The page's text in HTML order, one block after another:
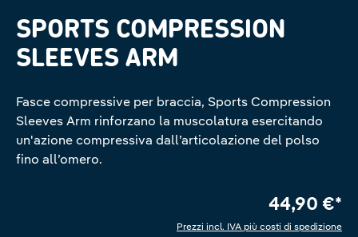
SPORTS COMPRESSION
SLEEVES ARM
Fasce compressive per braccia, Sports Compression
Sleeves Arm rinforzano la muscolatura esercitando
un'azione compressiva dall’articolazione del polso
fino all’omero.
44,90 €*
Prezzi incl. IVA più costi di spedizione